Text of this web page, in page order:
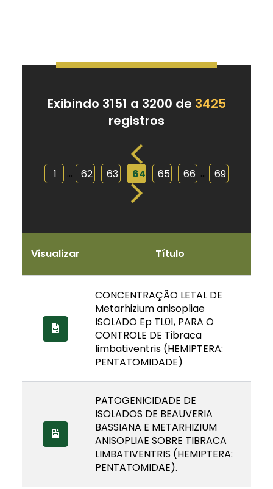
Exibindo 3151 a 3200 de 3425
registros
1 ... 62 63 64 65 66 ... 69
Visualizar Título
CONCENTRAÇÃO LETAL DE
Metarhizium anisopliae
ISOLADO Ep TL01, PARA O
CONTROLE DE Tibraca
limbativentris (HEMIPTERA:
PENTATOMIDADE)
PATOGENICIDADE DE
ISOLADOS DE BEAUVERIA
BASSIANA E METARHIZIUM
ANISOPLIAE SOBRE TIBRACA
LIMBATIVENTRIS (HEMIPTERA:
PENTATOMIDAE).